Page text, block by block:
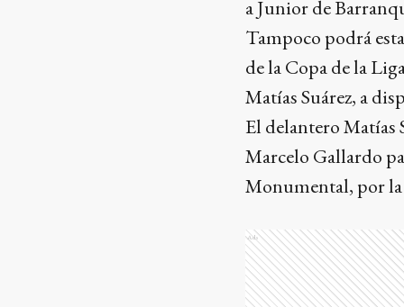
a Junior de
Tampoco podrá
de la Copa de la
Matías Suárez, a
El delantero Matías
Marcelo Gallardo
Monumental, por la
Ads